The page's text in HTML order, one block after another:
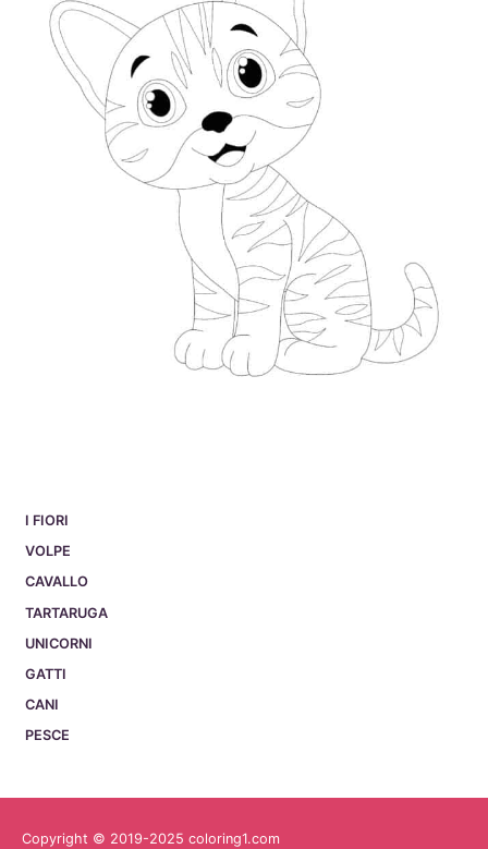
I FIORI
VOLPE
CAVALLO
TARTARUGA
UNICORNI
GATTI
CANI
PESCE
Copyright © 2019-2025 coloring1.com